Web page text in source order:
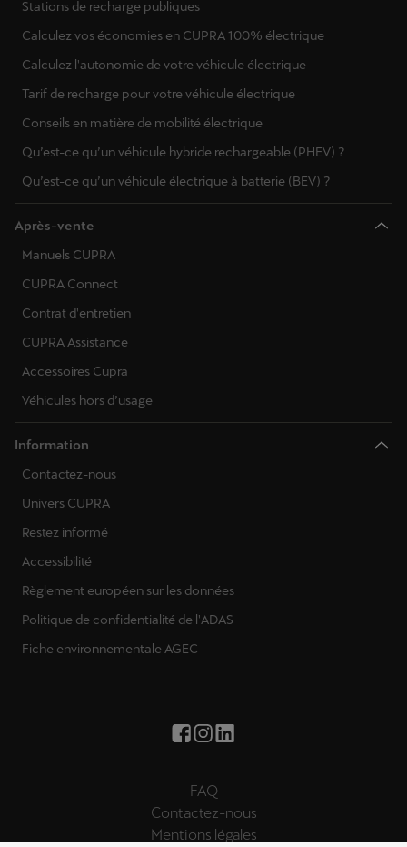
Stations de recharge publiques
Calculez vos économies en CUPRA 100% électrique
Calculez l'autonomie de votre véhicule électrique
Tarif de recharge pour votre véhicule électrique
Conseils en matière de mobilité électrique
Qu’est-ce qu’un véhicule hybride rechargeable (PHEV) ?
Qu’est-ce qu’un véhicule électrique à batterie (BEV) ?
Après-vente
Manuels CUPRA
CUPRA Connect
Contrat d'entretien
CUPRA Assistance
Accessoires Cupra
Véhicules hors d’usage
Information
Contactez-nous
Univers CUPRA
Restez informé
Accessibilité
Règlement européen sur les données
Politique de confidentialité de l'ADAS
Fiche environnementale AGEC
FAQ
Contactez-nous
Mentions légales